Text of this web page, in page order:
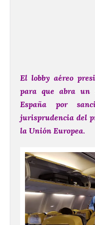
El lobby aéreo
para que abra un
España por
jurisprudencia del
la Unión Europea.